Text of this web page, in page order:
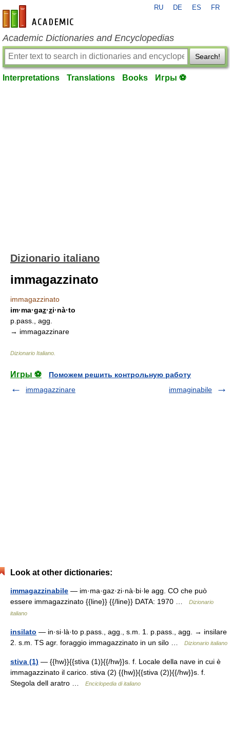
en-academic.com
RU DE ES FR
Academic Dictionaries and Encyclopedias
Search!
Interpretations Translations Books Игры ⚽
Dizionario italiano
immagazzinato
immagazzinato
im·ma·gaz·zi·nà·to
p.pass., agg.
→ immagazzinare
Dizionario Italiano
Игры ⚽
Поможем решить контрольную работу
immagazzinare
immaginabile
Look at other dictionaries:
immagazzinabile — im·ma·gaz·zi·nà·bi·le agg. CO che può
essere immagazzinato {{line}} {{/line}} DATA: 1970 …
Dizionario
italiano
insilato — in·si·là·to p.pass., agg., s.m. 1. p.pass., agg. → insilare
2. s.m. TS agr. foraggio immagazzinato in un silo …
Dizionario italiano
stiva (1) — {{hw}}{{stiva (1)}{{/hw}}s. f. Locale della nave in cui è
immagazzinato il carico. stiva (2) {{hw}}{{stiva (2)}{{/hw}}s. f.
Stegola dell aratro …
Enciclopedia di italiano